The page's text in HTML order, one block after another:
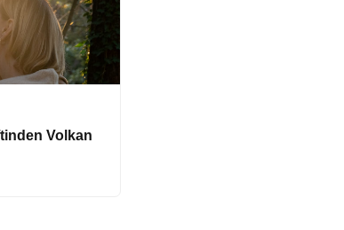
Volkan